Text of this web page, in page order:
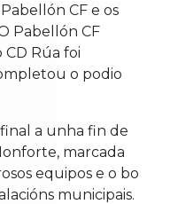
CF e os
Pabellón CF
CD Rúa foi
o podio
a unha fin de
marcada
equipos e o bo
municipais.